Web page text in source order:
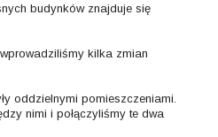
budynków znajduje się
kilka zmian
oddzielnymi pomieszczeniami.
nimi i połączyliśmy te dwa